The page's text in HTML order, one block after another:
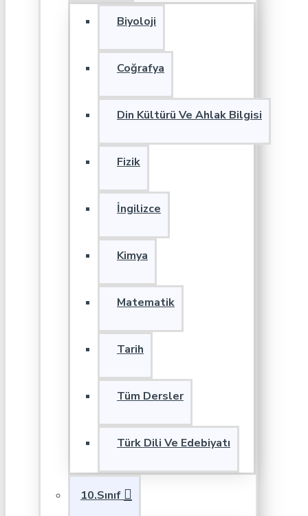
Biyoloji
Coğrafya
Din Kültürü Ve Ahlak Bilgisi
Fizik
İngilizce
Kimya
Matematik
Tarih
Tüm Dersler
Türk Dili Ve Edebiyatı
10.Sınıf